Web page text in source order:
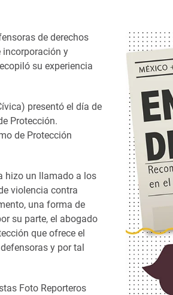
de derechos
incorporación y
su experiencia
presentó el día de
Protección.
de Protección
hizo un llamado a los
violencia contra
una forma de
su parte, el abogado
que ofrece el
y por tal
Foto Reporteros